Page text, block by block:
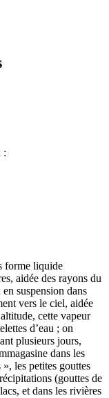
:
forme liquide
aidée des rayons du
suspension dans
vers le ciel, aidée
cette vapeur
d’eau ; on
plusieurs jours,
dans les
les petites gouttes
(gouttes de
et dans les rivières